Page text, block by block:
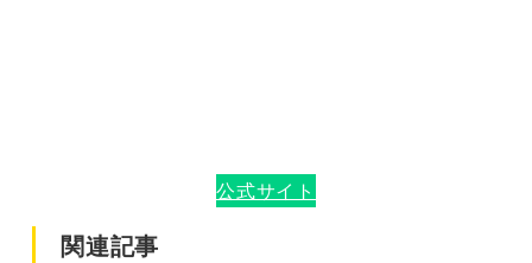
公式サイト
関連記事